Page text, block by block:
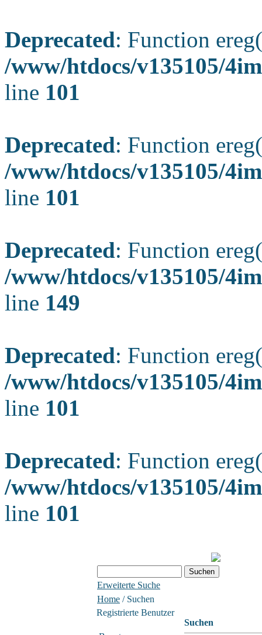
Deprecated: Function
/www/htdocs/v135105/
line 101
Deprecated: Function
/www/htdocs/v135105/
line 101
Deprecated: Function
/www/htdocs/v135105/
line 149
Deprecated: Function
/www/htdocs/v135105/
line 101
Deprecated: Function
/www/htdocs/v135105/
line 101
Erweiterte Suche
Home / Suchen
Registrierte Benutzer
Suchen